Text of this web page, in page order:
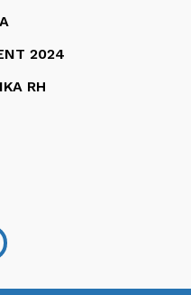
2024
RH